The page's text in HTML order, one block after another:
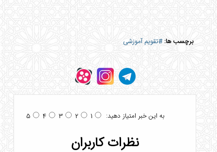
برچسب ها:#تقویم آموزشی
به این خبر امتیاز دهید: 1
2
3
4
5
نظرات کاربران